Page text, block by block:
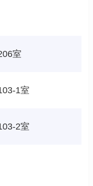
室
1室
2室